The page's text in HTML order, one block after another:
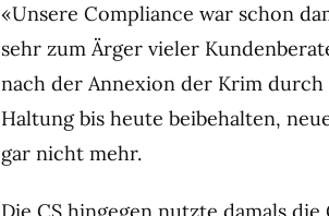
«Unsere Compliance war schon
sehr zum Ärger vieler
nach der Annexion der Krim durch
Haltung bis heute beibehalten,
gar nicht mehr.